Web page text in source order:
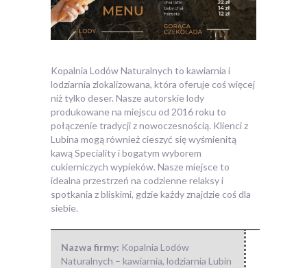
Kopalnia Lodów Naturalnych to kawiarnia i
lodziarnia zlokalizowana, która oferuje coś więcej
niż tylko deser. Nasze autorskie lody
produkowane na miejscu od 2016 roku to
połączenie tradycji z nowoczesnością. Klienci z
Lubina mogą również cieszyć się wyśmienitą
kawą Speciality i bogatym wyborem
cukierniczych wypieków. Nasze miejsce to
idealna przestrzeń na codzienne relaksy i
spotkania z bliskimi, gdzie każdy znajdzie coś dla
siebie.
Nazwa firmy: Kopalnia Lodów
Naturalnych – kawiarnia, lodziarnia Lubin